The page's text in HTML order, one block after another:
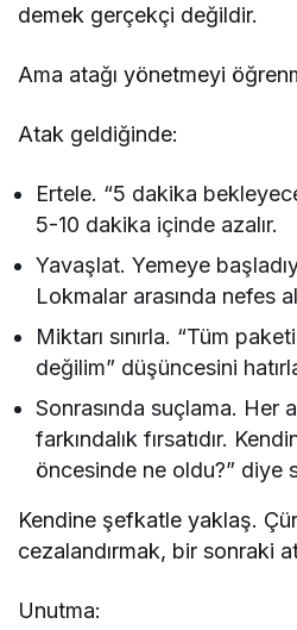
demek gerçekçi değildir.
Ama atağı yönetmeyi
Atak geldiğinde:
Ertele. “5 dakika
5-10 dakika içinde azalır.
Yavaşlat. Yemeye
Lokmalar arasında nefes
Miktarı sınırla. “Tüm
değilim” düşüncesini
Sonrasında suçlama. Her
farkındalık fırsatıdır.
öncesinde ne oldu?” diye
Kendine şefkatle yaklaş.
cezalandırmak, bir sonraki
Unutma: